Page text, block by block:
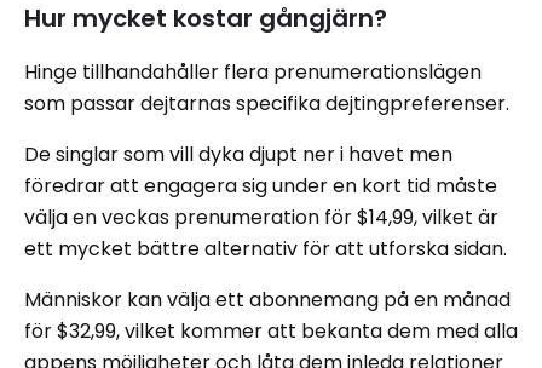
Hur mycket kostar gångjärn?
Hinge tillhandahåller flera prenumerationslägen
som passar dejtarnas specifika dejtingpreferenser.
De singlar som vill dyka djupt ner i havet men
föredrar att engagera sig under en kort tid måste
välja en veckas prenumeration för $14,99, vilket är
ett mycket bättre alternativ för att utforska sidan.
Människor kan välja ett abonnemang på en månad
för $32,99, vilket kommer att bekanta dem med alla